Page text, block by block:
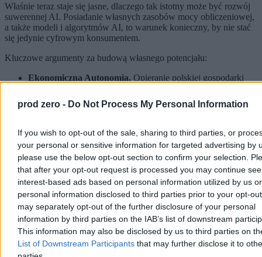
prod zero - Do Not Process My Personal Information
If you wish to opt-out of the sale, sharing to third parties, or
your personal or sensitive information for targeted advertising by
please use the below opt-out section to confirm your selection.
that after your opt-out request is processed you may continue
interest-based ads based on personal information utilized by us or
personal information disclosed to third parties prior to your opt-
may separately opt-out of the further disclosure of your personal
information by third parties on the IAB’s list of downstream
This information may also be disclosed by us to third parties on
List of Downstream Participants that may further disclose it to
Właśnie teraz staje się jasne, dlaczego tak istotny może być rozwój
suwerennej AI. Posiadanie własnych zasobów mocy obliczeniowej,
a także modeli i algorytmów AI, to warunek konieczny, by nie stać
się jedynie cyfrowym konsumentem.
Kluczowe argumenty za budową własnego potencjału:
Ekonomiczna Autonomia. Opieranie polskiej gospodarki
facto zgoda na stały odpływ marży i kapitału do globalnych
gigantów. Rozwijając własną infrastrukturę, przekształcamy
dodaną wewnątrz kraju.
Bezpieczeństwo Sektorów Strategicznych.
Obszary takie
jak opieka zdrowotna czy e-administracja operują na
najbardziej wrażliwych danych obywateli. Uzależnienie ich
od publicznych chmur podlegających obcym jurysdykcjom to
ryzyko, którego nie można zaakceptować.
Odporność Cyfrowa.W świecie, w którym agenci AI stają
się „współpracownikami” ludzi, moc obliczeniowa staje się
zasobem równie krytycznym co prąd czy gaz. Brak
suwerennych zasobów oznacza, że w sytuacji kryzysowej
zewnętrzny dostawca może jednym wyłączeniem dostępu
sparaliżować efektywność polskiej siły roboczej.